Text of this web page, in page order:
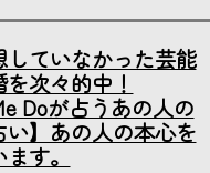
していなかった芸能
次々的中！
Doが占うあの人の
い】あの人の本心を
す。